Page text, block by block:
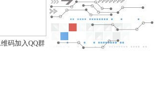
码加入QQ群